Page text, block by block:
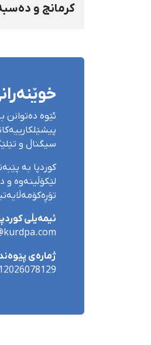
کرمانج و
ئێوە دەتوانن
سیگناڵ و
کوردپا بە
لێکۆڵینەوە و
ئیمەیڵی
ژمارەی